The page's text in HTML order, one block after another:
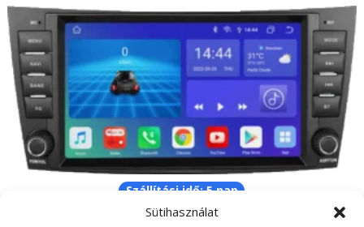
Sütihasználat
Szállítási idő: 5 nap
Mercedes CLK W209 CLS W219 E W211 G W463 8″-os magyar
menüs Android GPS navigációs autórádió Wifi Bluetooth